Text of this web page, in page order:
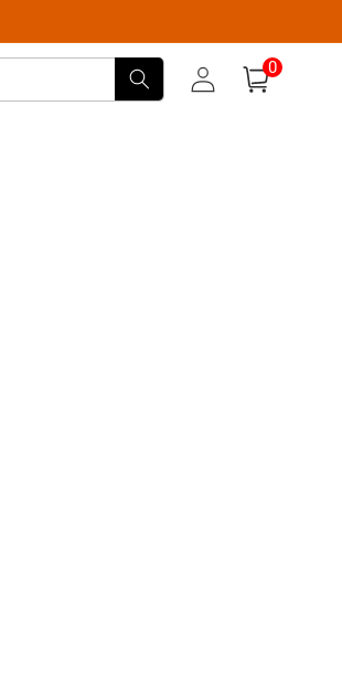
BejelentkezésKosár
0
elem